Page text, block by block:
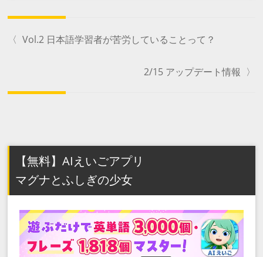
〈 Vol.2 日本語学習者が苦労していることって？
2/15 アップデート情報 〉
【無料】AIえいごアプリ
マグナとふしぎの少女